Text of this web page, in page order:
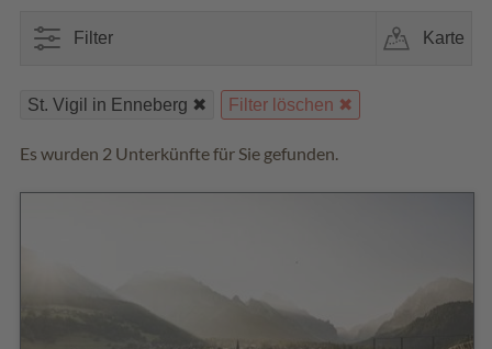
Filter Karte
St. Vigil in Enneberg Filter löschen
Es wurden 2 Unterkünfte für Sie gefunden.